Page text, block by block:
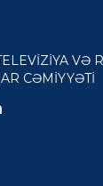
VƏ
CƏMİYYƏTİ